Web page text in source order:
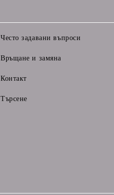
Често задавани въпроси
Връщане и замяна
Контакт
Търсене